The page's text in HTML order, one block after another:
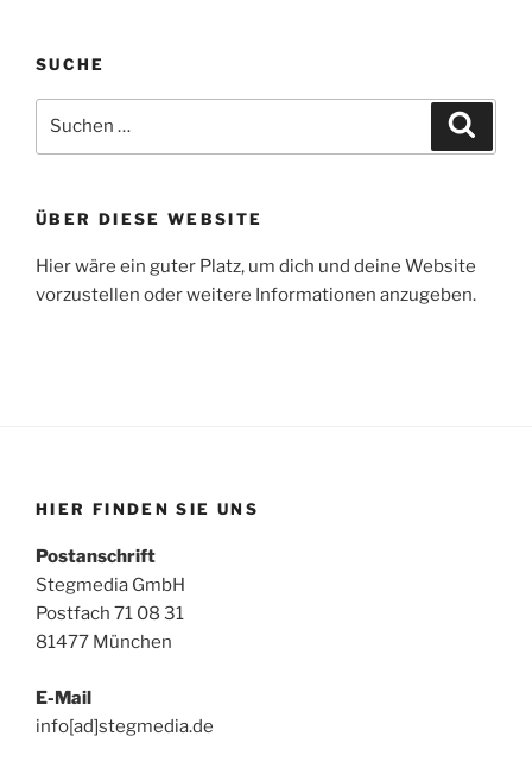
SUCHE
nach:
ÜBER DIESE WEBSITE
Hier wäre ein guter Platz, um dich und deine Website
vorzustellen oder weitere Informationen anzugeben.
HIER FINDEN SIE UNS
Postanschrift
Stegmedia GmbH
Postfach 71 08 31
81477 München
E-Mail
info[ad]stegmedia.de